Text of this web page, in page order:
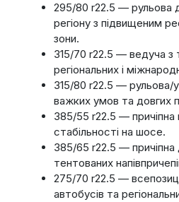
295/80 r22.5 — рульова
регіону з підвищеним
зони.
315/70 r22.5 — ведуча з
регіональних і
315/80 r22.5 — рульова/
важких умов та довгих
385/55 r22.5 — причіпна
стабільності на шосе.
385/65 r22.5 — причіпна
тентованих
275/70 r22.5 —
автобусів та